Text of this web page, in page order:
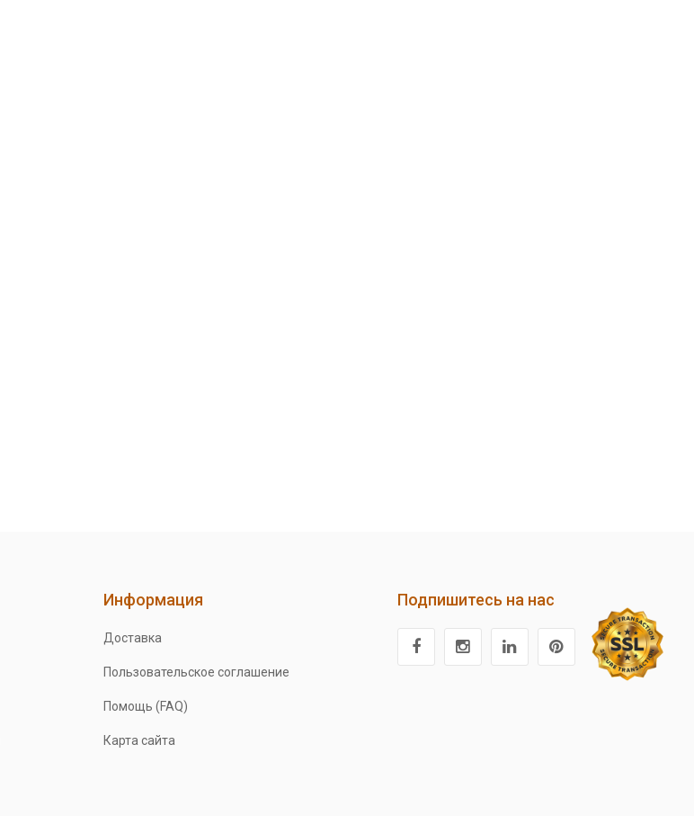
Информация
Доставка
Пользовательское соглашение
Помощь (FAQ)
Карта сайта
Подпишитесь на нас